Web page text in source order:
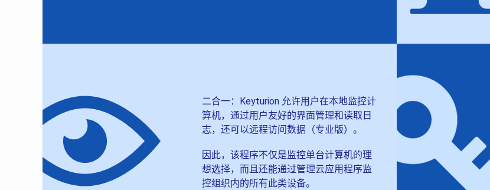
二合一：Keyturion 允许用户在本地监控计
算机，通过用户友好的界面管理和读取日
志，还可以远程访问数据（专业版）。
因此，该程序不仅是监控单台计算机的理
想选择，而且还能通过管理云应用程序监
控组织内的所有此类设备。